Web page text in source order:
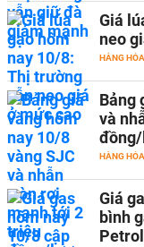
Giá
neo
HÀNG HÓA
Bảng
và
HÀNG HÓA
Giá
bình